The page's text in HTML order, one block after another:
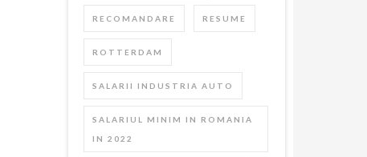
RECOMANDARE RESUME
ROTTERDAM
SALARII INDUSTRIA AUTO
SALARIUL MINIM IN ROMANIA
IN 2022